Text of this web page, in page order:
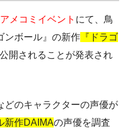
メコミイベント にて、鳥
ンボール』の新作 『ドラゴ
開されることが発表され
どのキャラクターの声優が
新作DAIMAの声優を調査